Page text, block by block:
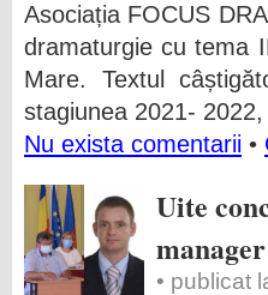
Asociația FOCUS
dramaturgie cu tema
Mare. Textul
stagiunea 2021-
Nu exista comentarii •
Uite
• publicat